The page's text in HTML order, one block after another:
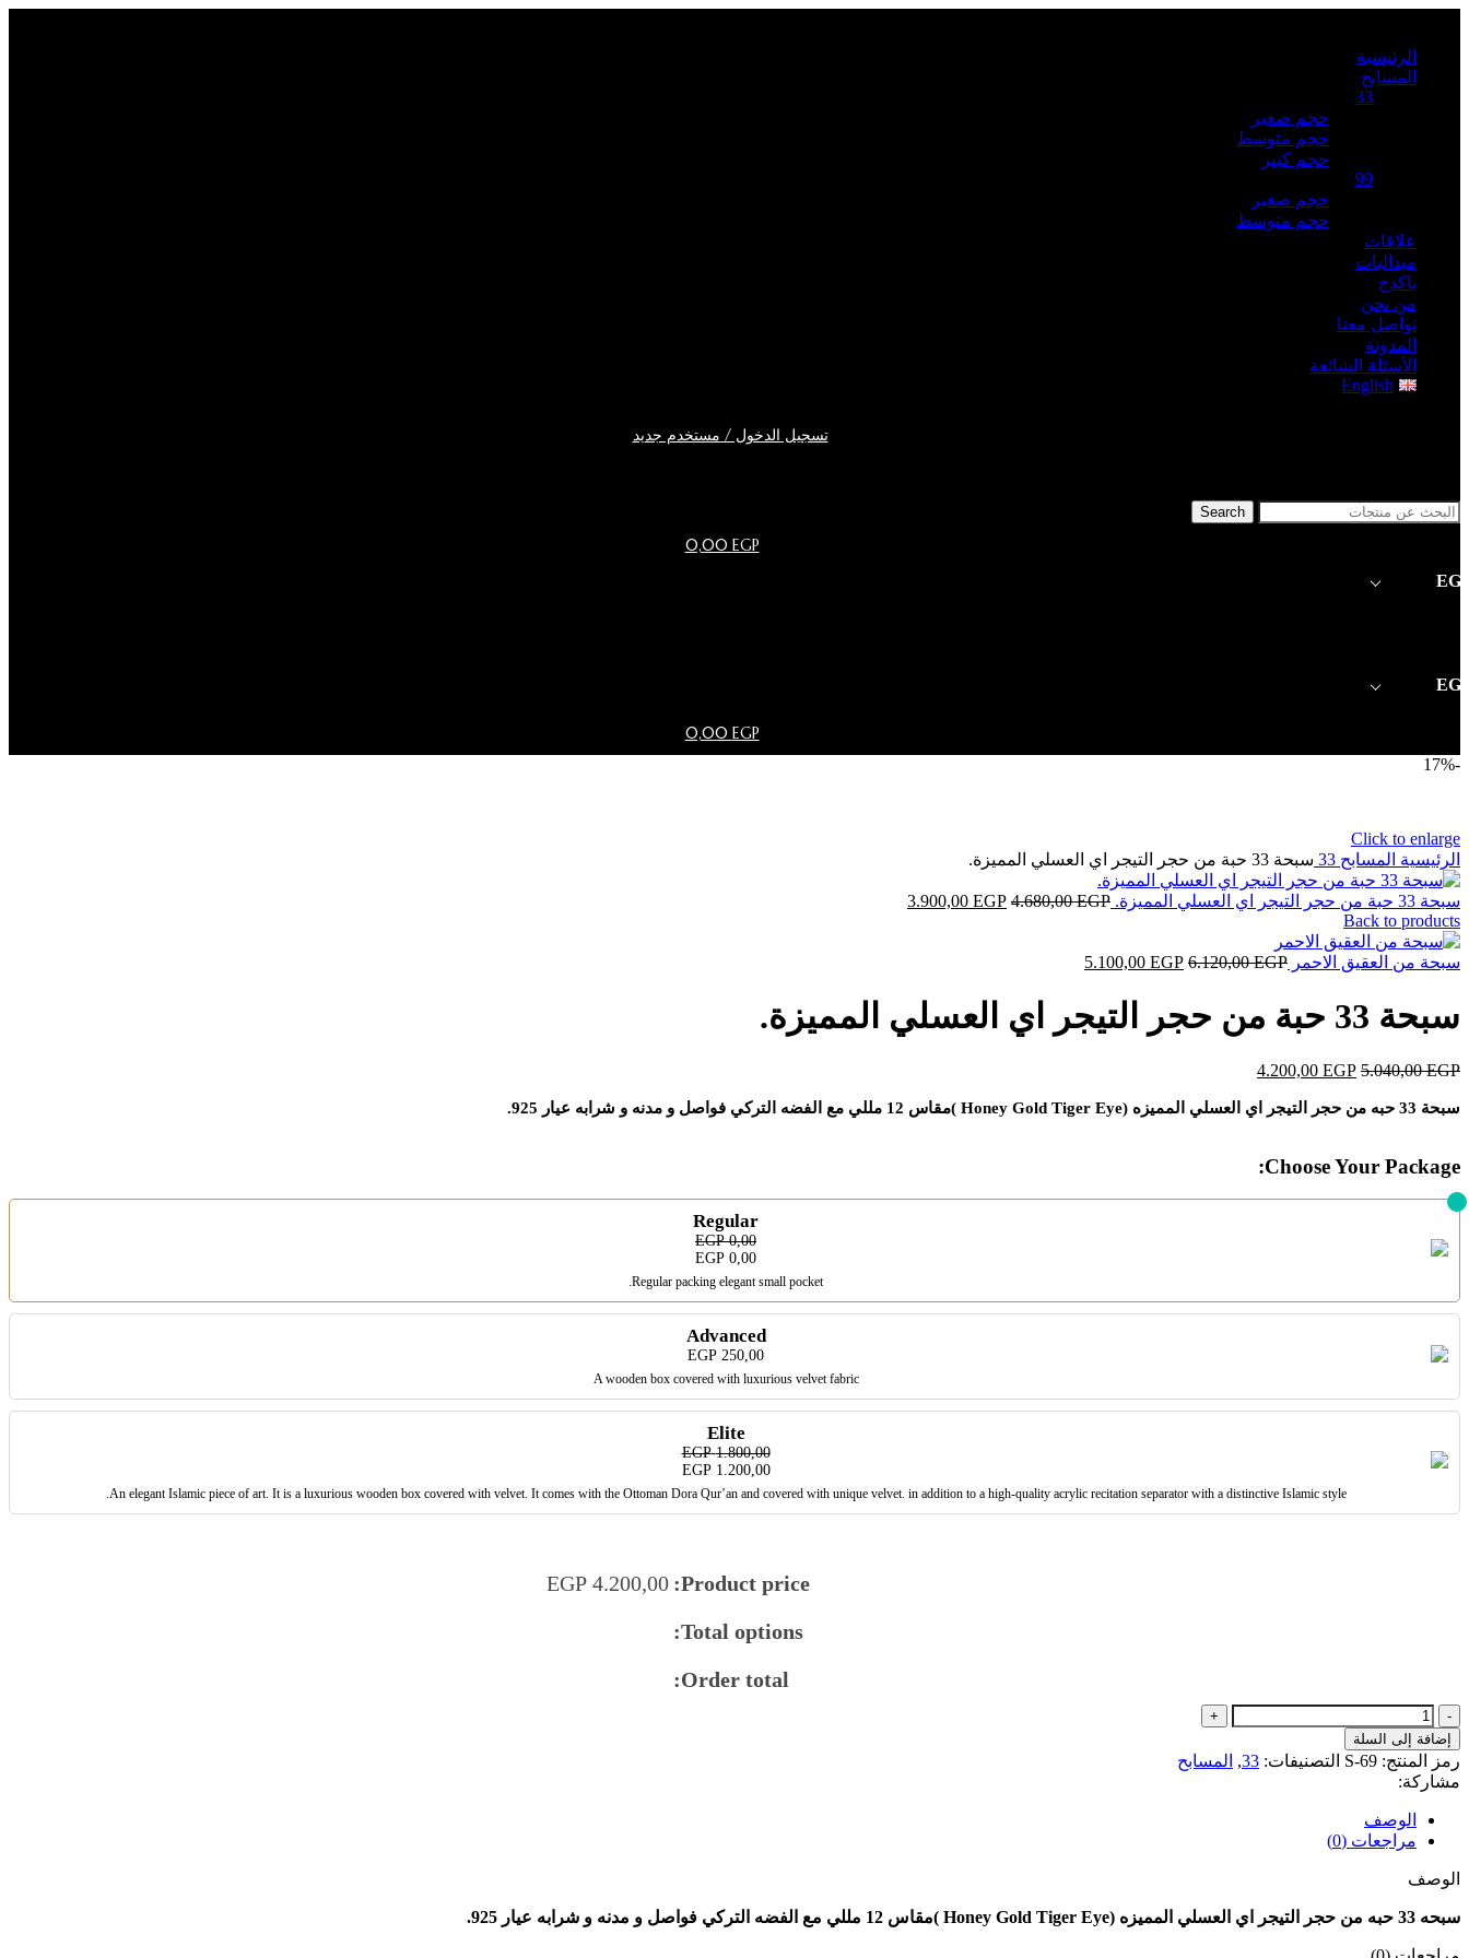
الرئيسية
المسابح
33
حجم صغير
حجم متوسط
حجم كبير
99
حجم صغير
حجم متوسط
علاقات
ميداليات
باكدج
من نحن
تواصل معنا
المدونة
الأسئلة الشائعة
English
تسجيل الدخول / مستخدم جديد
Search
0,00 EGP
0,00 EGP
-17%
Click to enlarge
الرئيسية المسابح 33 سبحة 33 حبة من حجر التيجر اي العسلي المميزة.
سبحة 33 حبة من حجر التيجر اي العسلي المميزة. 4.680,00EGP
3.900,00 EGP
Back to products
سبحة من العقيق الاحمر 6.120,00EGP
5.100,00 EGP
سبحة 33 حبة من حجر التيجر اي العسلي المميزة.
5.040,00EGP
4.200,00 EGP
سبحة 33 حبه من حجر التيجر اي العسلي المميزه ( Honey Gold Tiger Eye )مقاس 12 مللي مع الفضه التركي فواصل و مدنه و شرابه عيار 925.
Choose Your Package:
Regular
0,00
EGP
0,00
EGP
Regular packing elegant small pocket.
Advanced
250,00
EGP
A wooden box covered with luxurious velvet fabric
Elite
1.800,00
EGP
1.200,00
EGP
An elegant Islamic piece of art. It is a luxurious wooden box covered with velvet. It comes with the Ottoman Dora Qur’an and covered with unique velvet. in addition to a high-quality acrylic recitation separator with a distinctive Islamic style.
Product price:
4.200,00
EGP
Total options:
Order total:
إضافة إلى السلة
رمز المنتج: S-69 التصنيفات: 33
, المسابح
مشاركة:
الوصف
مراجعات (0)
الوصف
سبحه 33 حبه من حجر التيجر اي العسلي المميزه ( Honey Gold Tiger Eye )مقاس 12 مللي مع الفضه التركي فواصل و مدنه و شرابه عيار 925.